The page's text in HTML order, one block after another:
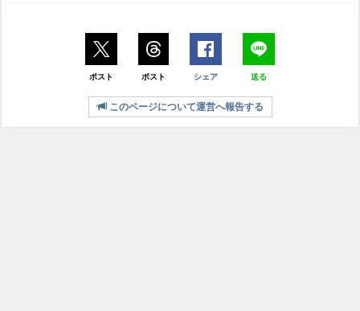
ポスト ポスト シェア 送る
このページについて運営へ報告する